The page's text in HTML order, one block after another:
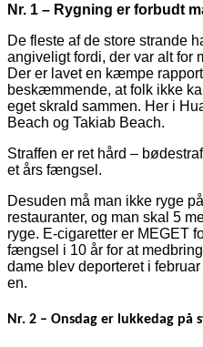
Nr. 1 – Rygning er forbudt
De fleste af de store strande
angiveligt fordi, der var alt for
Der er lavet en kæmpe
beskæmmende, at folk ikke
eget skrald sammen. Her i
Beach og Takiab Beach.
Straffen er ret hård –
et års fængsel.
Desuden må man ikke ryge
restauranter, og man skal 5
ryge. E-cigaretter er MEGET
fængsel i 10 år for at
dame blev deporteret i
en.
Nr. 2 – Onsdag er lukkedag på